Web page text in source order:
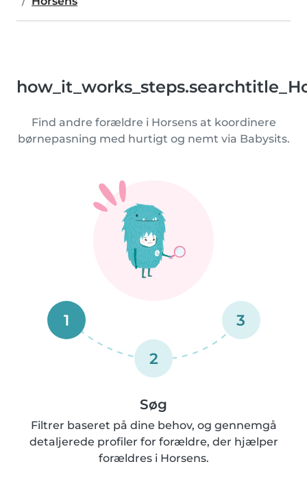
Find andre forældre i Horsens at koordinere
børnepasning med hurtigt og nemt via Babysits.
1
2
3
Søg
Filtrer baseret på dine behov, og gennemgå
detaljerede profiler for forældre, der hjælper
forældres i Horsens.